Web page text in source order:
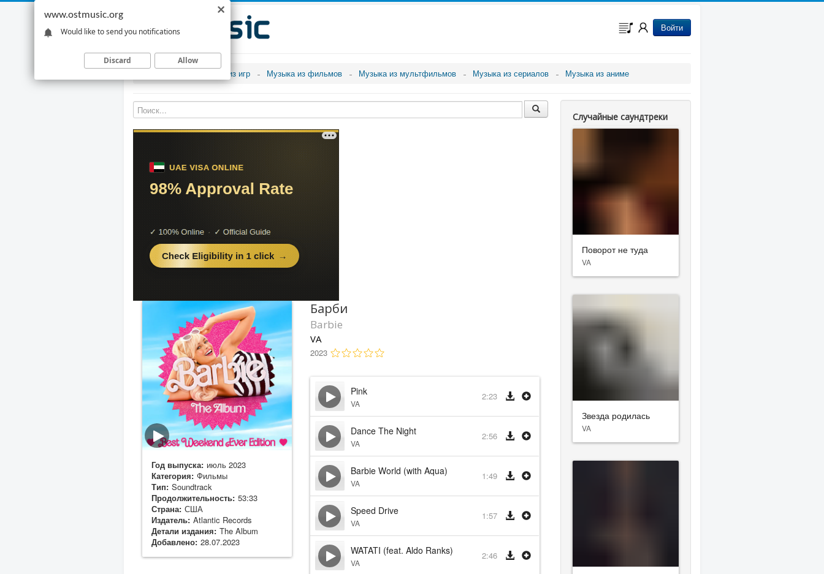
Войти
Музыка из игр Музыка из фильмов Музыка из мультфильмов Музыка из сериалов Музыка из аниме
Год выпуска: июль 2023
Категория: Фильмы
Тип: Soundtrack
Продолжительность: 53:33
Страна: США
Издатель: Atlantic Records
Детали издания: The Album
Добавлено: 28.07.2023
Барби
Barbie
VA
2023
Pink
VA
2:23
Dance The Night
VA
2:56
Barbie World (with Aqua)
VA
1:49
Speed Drive
VA
1:57
WATATI (feat. Aldo Ranks)
VA
2:46
Случайные саундтреки
Поворот не туда
VA
Звезда родилась
VA
www.ostmusic.org
Would like to send you notifications
Discard Allow